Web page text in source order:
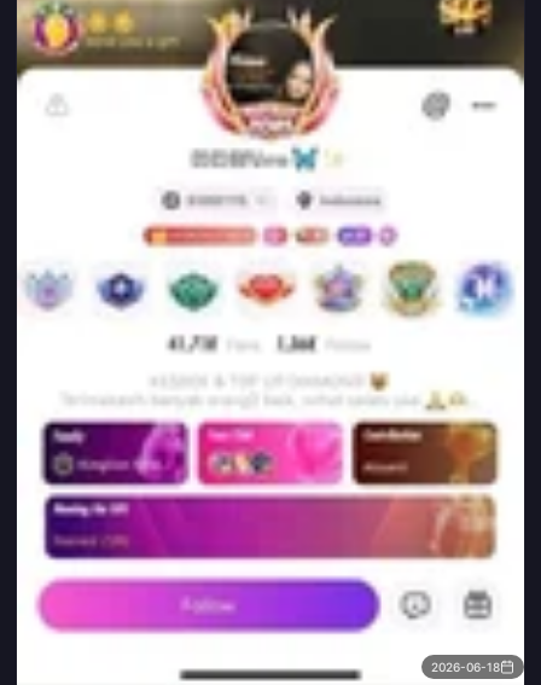
2026-06-18